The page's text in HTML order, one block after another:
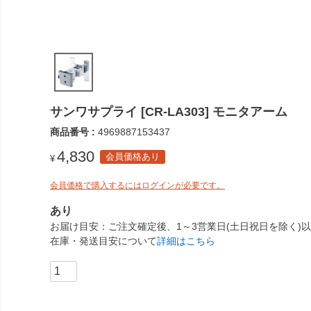
サンワサプライ [CR-LA303] モニタアーム
商品番号 4969887153437
¥ 4,830 会員価格あり
会員価格で購入するにはログインが必要です。
あり
お届け目安
ご注文確定後、1～3営業日(土日祝日を除く)
在庫・発送目安について詳細はこちら